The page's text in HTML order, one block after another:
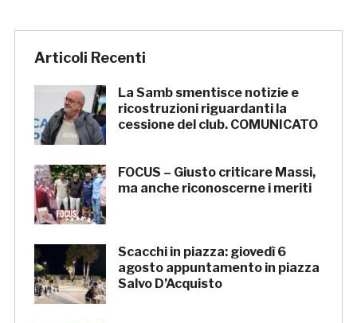
Articoli Recenti
La Samb smentisce notizie e
ricostruzioni riguardanti la
cessione del club. COMUNICATO
FOCUS – Giusto criticare Massi,
ma anche riconoscerne i meriti
Scacchi in piazza: giovedì 6
agosto appuntamento in piazza
Salvo D’Acquisto